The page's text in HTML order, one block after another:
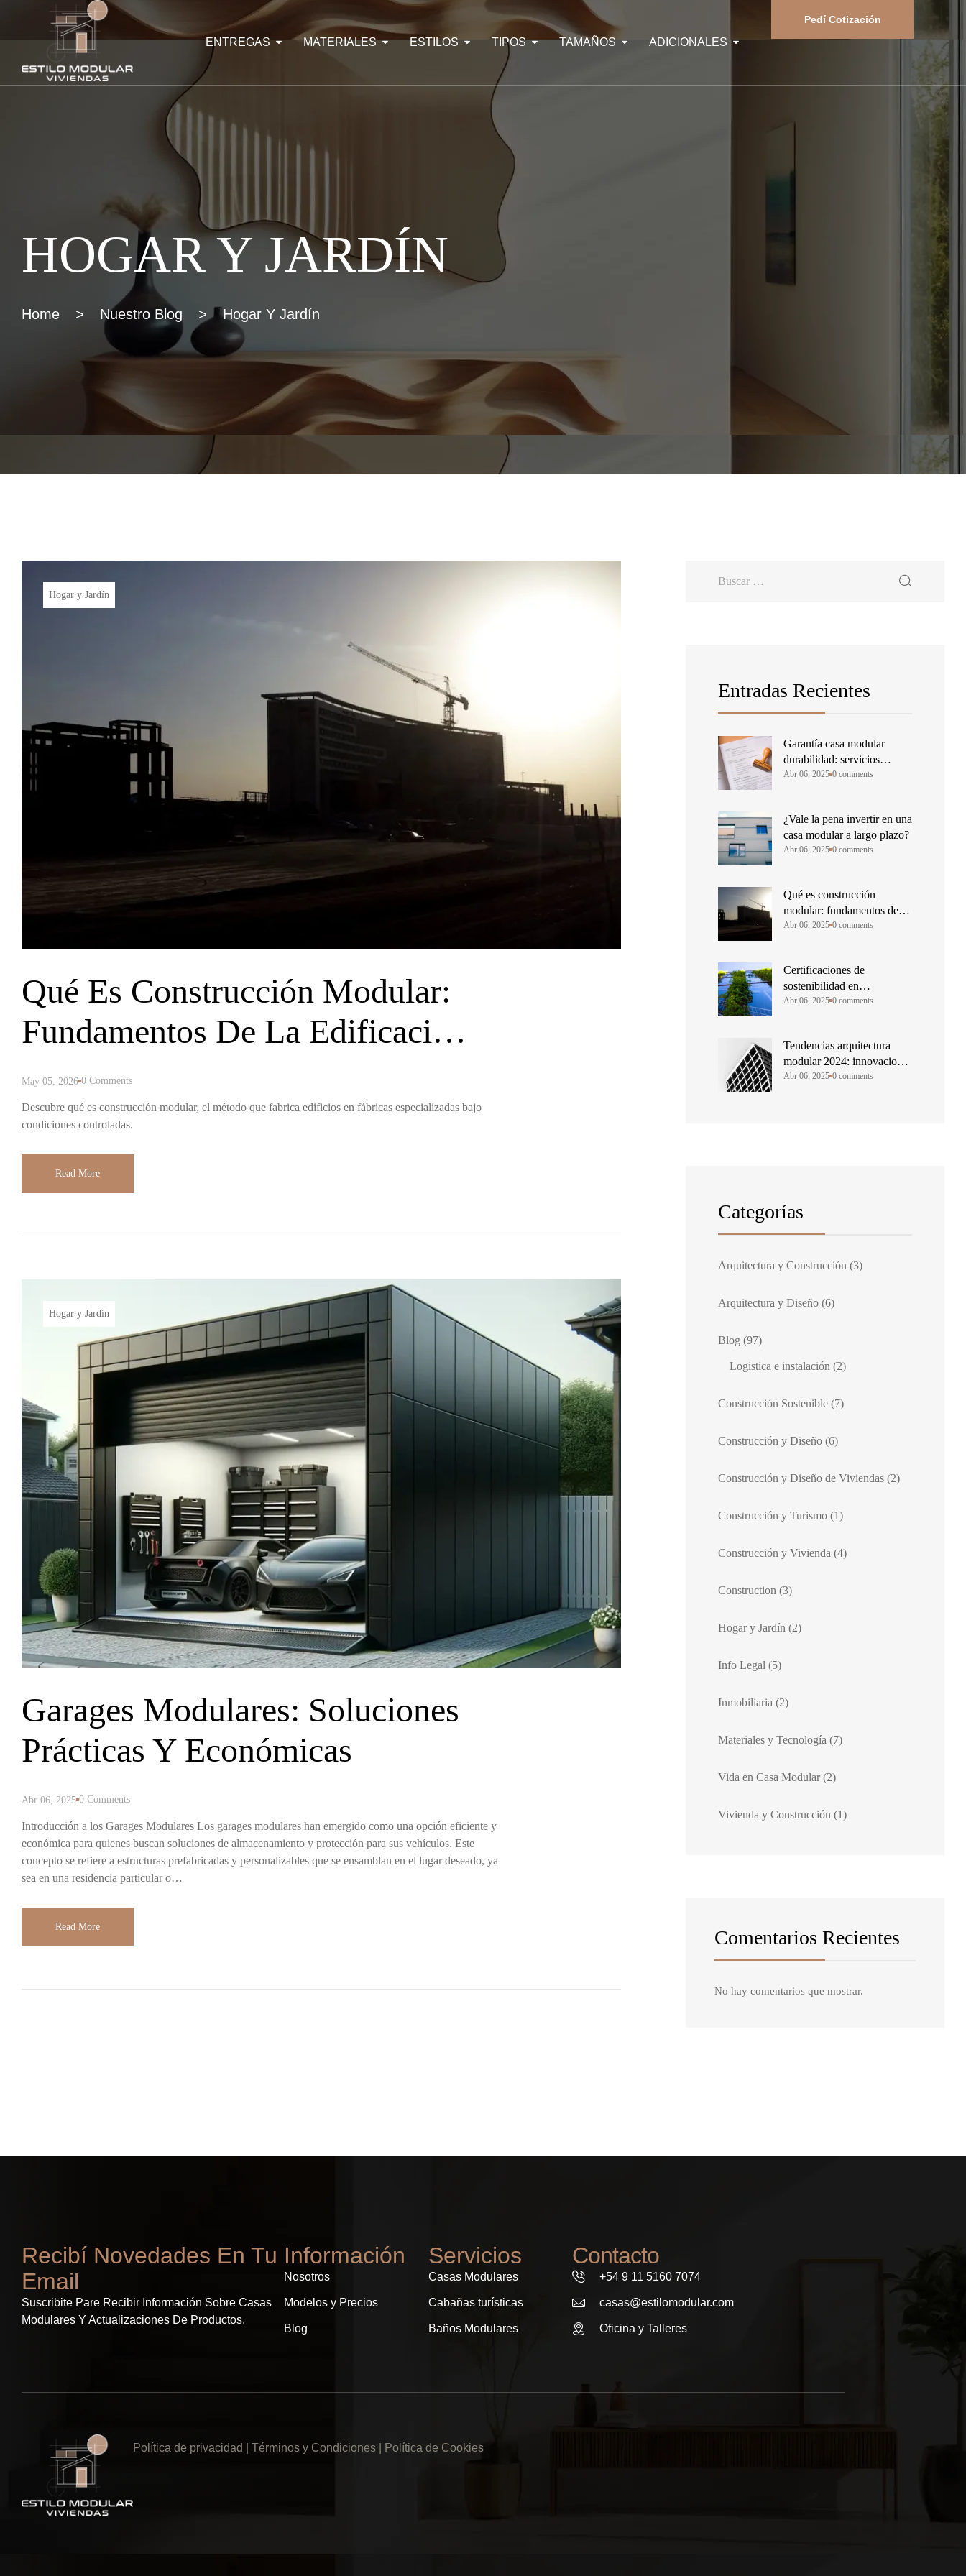
ENTREGAS MATERIALES ESTILOS TIPOS TAMAÑOS ADICIONALES
Pedí Cotización
HOGAR Y JARDÍN
Home > Nuestro Blog > Hogar Y Jardín
Hogar y Jardín
Qué Es Construcción Modular:
Fundamentos De La Edificación
Industrial
May 05, 2026 0 Comments
Descubre qué es construcción modular, el método que fabrica edificios en fábricas especializadas bajo
condiciones controladas.
Read More
Hogar y Jardín
Garages Modulares: Soluciones
Prácticas Y Económicas
Abr 06, 2025 0 Comments
Introducción a los Garages Modulares Los garages modulares han emergido como una opción eficiente y
económica para quienes buscan soluciones de almacenamiento y protección para sus vehículos. Este
concepto se refiere a estructuras prefabricadas y personalizables que se ensamblan en el lugar deseado, ya
sea en una residencia particular o…
Read More
Entradas Recientes
Garantía casa modular
durabilidad: servicios
incluidos y su importancia
Abr 06, 2025 0 comments
¿Vale la pena invertir en una
casa modular a largo plazo?
Abr 06, 2025 0 comments
Qué es construcción
modular: fundamentos de la
edificación industrial
Abr 06, 2025 0 comments
Certificaciones de
sostenibilidad en
construcción modular
Abr 06, 2025 0 comments
Tendencias arquitectura
modular 2024: innovaciones
que transforman
Abr 06, 2025 0 comments
Categorías
Arquitectura y Construcción (3)
Arquitectura y Diseño (6)
Blog (97)
Logistica e instalación (2)
Construcción Sostenible (7)
Construcción y Diseño (6)
Construcción y Diseño de Viviendas (2)
Construcción y Turismo (1)
Construcción y Vivienda (4)
Construction (3)
Hogar y Jardín (2)
Info Legal (5)
Inmobiliaria (2)
Materiales y Tecnología (7)
Vida en Casa Modular (2)
Vivienda y Construcción (1)
Comentarios Recientes
No hay comentarios que mostrar.
Recibí Novedades En Tu
Email
Suscribite Pare Recibir Información Sobre Casas
Modulares Y Actualizaciones De Productos.
Información
Nosotros
Modelos y Precios
Blog
Servicios
Casas Modulares
Cabañas turísticas
Baños Modulares
Contacto
+54 9 11 5160 7074
casas@estilomodular.com
Oficina y Talleres
Política de privacidad | Términos y Condiciones | Política de Cookies